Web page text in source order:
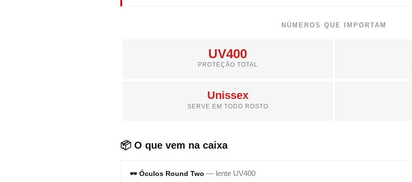
NÚMEROS QUE IMPORTAM
UV400
PROTEÇÃO TOTAL
Unissex
SERVE EM TODO ROSTO
📦 O que vem na caixa
🕶️ Óculos Round Two — lente UV400